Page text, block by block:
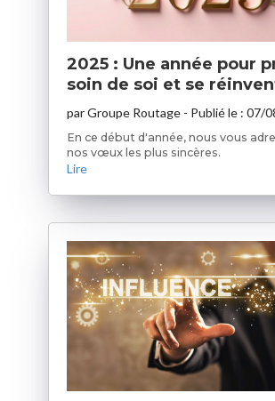
2025 : Une année pour
soin de soi et se
parGroupe Routage - Publié le : 07/
En ce début d'année, nous vous
nos vœux les plus sincères.
Lire